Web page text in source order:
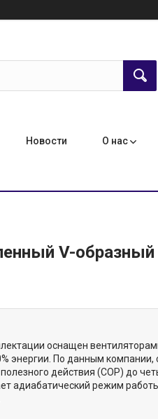
Новости О нас
V-образный
оснащен
энергии. По данным
действия (COP) до
адиабатический режим